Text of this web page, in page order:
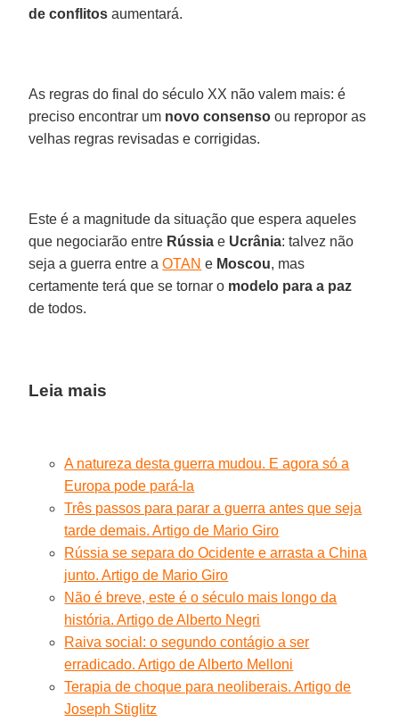
de conflitos aumentará.
As regras do final do século XX não valem mais: é
preciso encontrar um novo consenso ou repropor as
velhas regras revisadas e corrigidas.
Este é a magnitude da situação que espera aqueles
que negociarão entre Rússia e Ucrânia: talvez não
seja a guerra entre aOTAN e Moscou, mas
certamente terá que se tornar o modelo para a paz
de todos.
Leia mais
A natureza desta guerra mudou. E agora só a
Europa pode pará-la
Três passos para parar a guerra antes que seja
tarde demais. Artigo de Mario Giro
Rússia se separa do Ocidente e arrasta a China
junto. Artigo de Mario Giro
Não é breve, este é o século mais longo da
história. Artigo de Alberto Negri
Raiva social: o segundo contágio a ser
erradicado. Artigo de Alberto Melloni
Terapia de choque para neoliberais. Artigo de
Joseph Stiglitz